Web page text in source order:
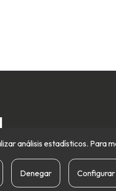
análisis estadísticos. Para
Denegar Configurar